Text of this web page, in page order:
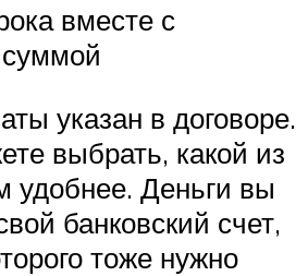
вместе с
указан в договоре.
выбрать, какой из
удобнее. Деньги вы
банковский счет,
тоже нужно